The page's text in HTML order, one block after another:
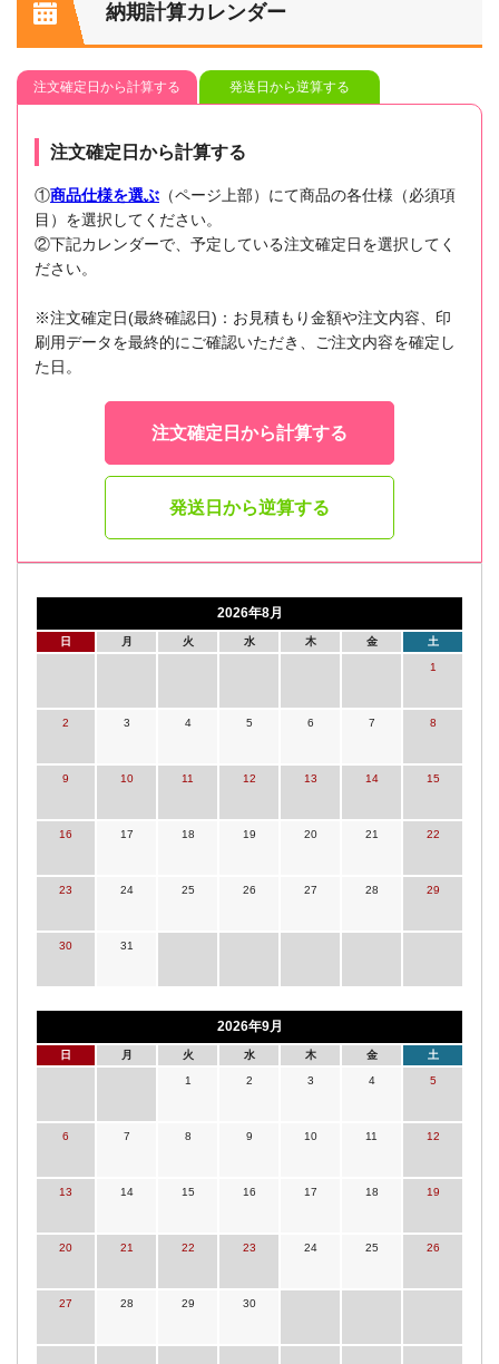
納期計算カレンダー
注文確定日から計算する 発送日から逆算する
注文確定日から計算する
①商品仕様を選ぶ （ページ上部）にて商品の各仕様（必須項
目）を選択してください。
②下記カレンダーで、予定している注文確定日を選択してく
ださい。
※注文確定日(最終確認日)：お見積もり金額や注文内容、印
刷用データを最終的にご確認いただき、ご注文内容を確定し
た日。
注文確定日から計算する
発送日から逆算する
2026年8月
日 月 火 水 木 金 土
1
2 3 4 5 6 7 8
9 10 11 12 13 14 15
16 17 18 19 20 21 22
23 24 25 26 27 28 29
30 31
2026年9月
日 月 火 水 木 金 土
1 2 3 4 5
6 7 8 9 10 11 12
13 14 15 16 17 18 19
20 21 22 23 24 25 26
27 28 29 30